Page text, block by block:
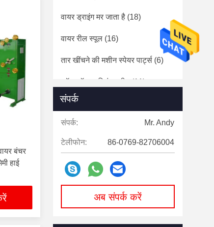
बंचर
हाई
वायर ड्राइंग मर जाता है (18)
वायर रील स्पूल (16)
तार खींचने की मशीन स्पेयर पार्ट्स (6)
कॉपर रॉड कास्टिंग मशीन (11)
संपर्क
संपर्क: Mr. Andy
टेलीफोन: 86-0769-82706004
अब संपर्क करें